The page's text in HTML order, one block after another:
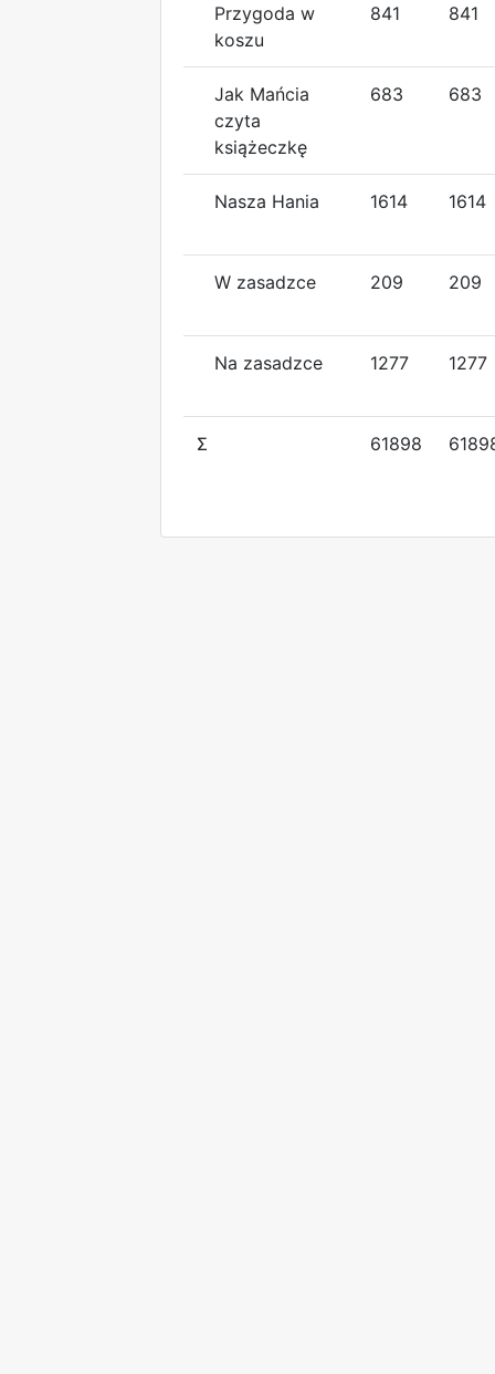
Przygoda w
koszu
841 841
Jak Mańcia
czyta
książeczkę
683 683
Nasza Hania 1614 1614
W zasadzce 209 209
Na zasadzce 1277 1277
Σ 61898